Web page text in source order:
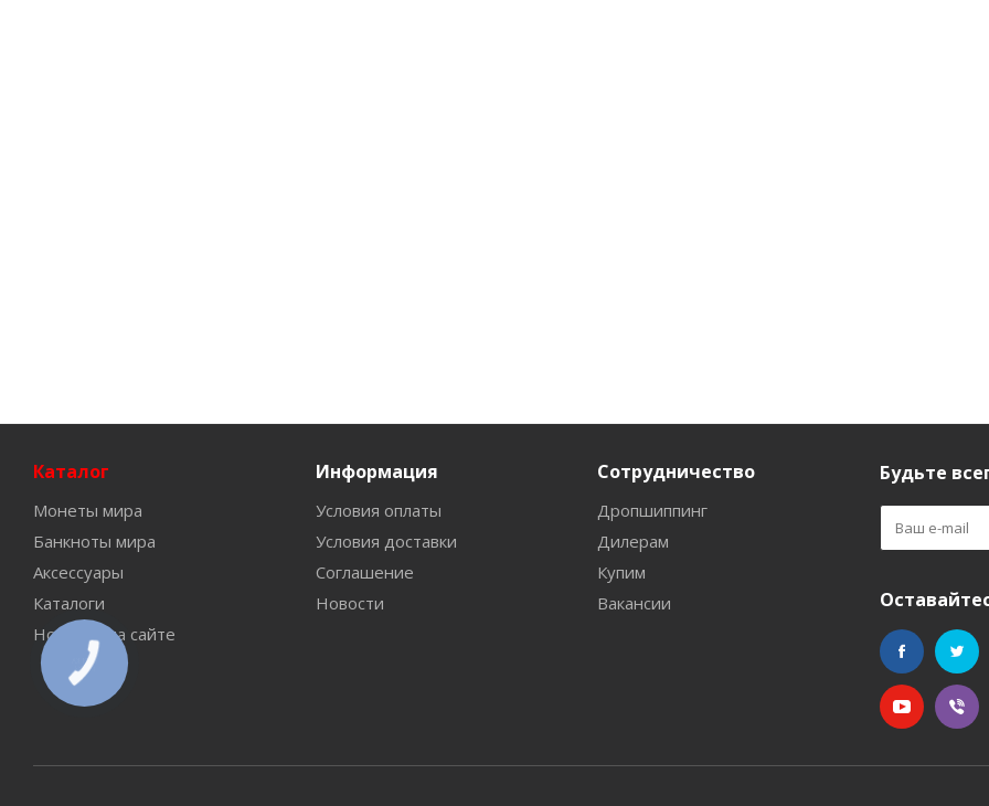
Каталог
Монеты мира
Банкноты мира
Аксессуары
Каталоги
Новинки на сайте
Информация
Условия оплаты
Условия доставки
Соглашение
Новости
Сотрудничество
Дропшиппинг
Дилерам
Купим
Вакансии
Будьте
КНОПКА
СВЯЗИ